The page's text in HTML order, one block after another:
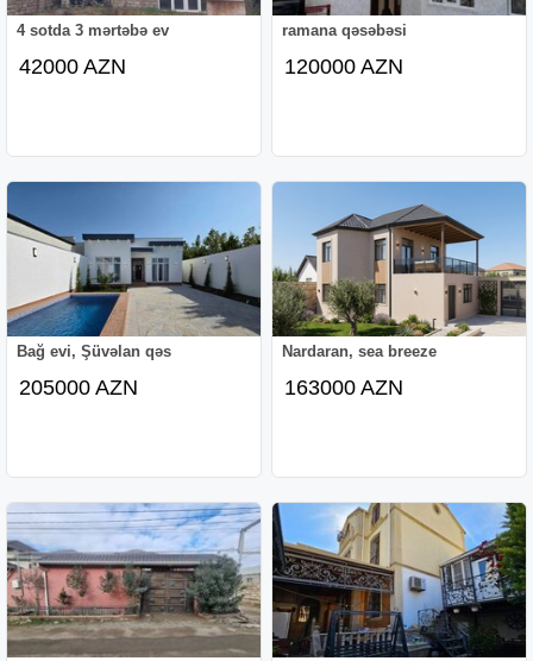
4 sotda 3 mərtəbə ev
42000 AZN
ramana qəsəbəsi
120000 AZN
Bağ evi, Şüvəlan qəs
205000 AZN
Nardaran, sea breeze
163000 AZN